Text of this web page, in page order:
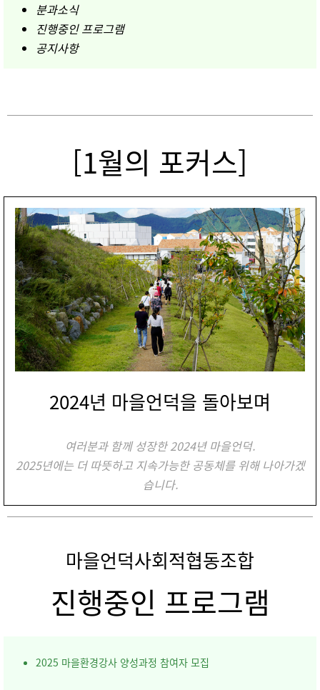
분과소식
진행중인 프로그램
공지사항
[1월의 포커스]
2024년 마을언덕을 돌아보며
여러분과 함께 성장한 2024년 마을언덕.
2025년에는 더 따뜻하고 지속가능한 공동체를 위해 나아가겠
습니다.
마을언덕사회적협동조합
진행중인 프로그램
2025 마을환경강사 양성과정 참여자 모집